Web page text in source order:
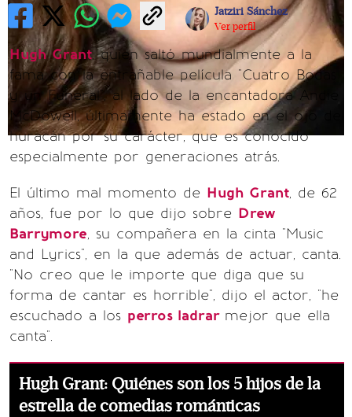
Jatziri Sánchez
Ver perfil
Hugh Grant, quien saltó mundialmente a la
fama con la entrañable película "Cuatro Bodas
y un Funeral", al lado de la encantadora Andie
McDowell, últimamente ha estado en el ojo del
huracán por su carácter, que es conocido
especialmente por generaciones atrás.
El último mal momento de Hugh Grant, de 62
años, fue por lo que dijo sobre Drew
Barrymore, su compañera en la cinta "Music
and Lyrics", en la que además de actuar, canta.
"No creo que le importe que diga que su
forma de cantar es horrible", dijo el actor, "he
escuchado a los perros ladrar mejor que ella
canta".
Hugh Grant: Quiénes son los 5 hijos de la
estrella de comedias románticas